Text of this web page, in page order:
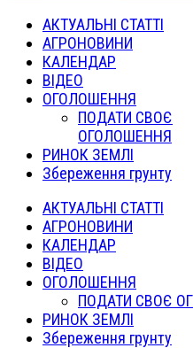
АКТУАЛЬНІ СТАТТІ
АГРОНОВИНИ
КАЛЕНДАР
ВІДЕО
ОГОЛОШЕННЯ
ПОДАТИ СВОЄ
ОГОЛОШЕННЯ
РИНОК ЗЕМЛІ
Збереження грунту
АКТУАЛЬНІ СТАТТІ
АГРОНОВИНИ
КАЛЕНДАР
ВІДЕО
ОГОЛОШЕННЯ
ПОДАТИ СВОЄ
РИНОК ЗЕМЛІ
Збереження грунту